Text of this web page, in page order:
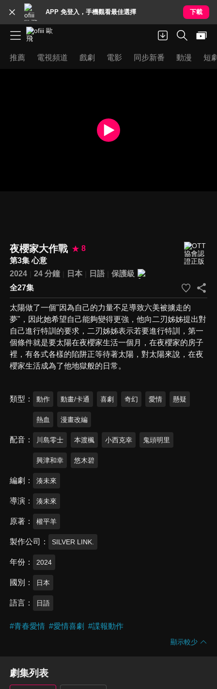
APP 免登入，手機觀看最佳選擇 下載
推薦 電視頻道 戲劇 電影 同步新番 動漫 短
夜櫻家大作戰
8
第3集 心意
2024
24 分鐘 日本 日語
保護級
全27集
太陽做了一個"因為自己的力量不足導致六美被擄走的
夢"，因此她希望自己能夠變得更強，他向二刃姊姊提出對
自己進行特訓的要求，二刃姊姊表示若要進行特訓，第一
個條件就是要太陽在夜櫻家生活一個月，在夜櫻家的房子
裡，有各式各樣的陷阱正等待著太陽，對太陽來說，在夜
櫻家生活成為了他地獄般的日常。
類型 動作 動畫/卡通 喜劇 奇幻 愛情 懸疑
熱血 漫畫改編
配音 川島零士 本渡楓 小西克幸 鬼頭明里
興津和幸 悠木碧
編劇 湊未來
導演 湊未來
原著 權平羊
製作公司 SILVER LINK.
年份 2024
國別 日本
語言 日語
#青春愛情 #愛情喜劇 #諜報動作
顯示較少
劇集列表